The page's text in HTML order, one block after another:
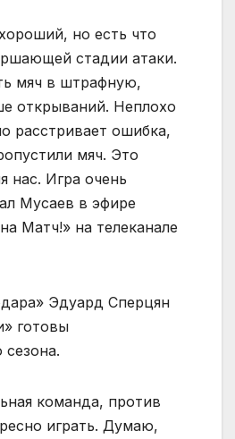
но есть что
стадии атаки.
мяч в штрафную,
открываний. Неплохо
расстривает ошибка,
мяч. Это
нас. Игра очень
Мусаев в эфире
Матч!» на телеканале
Эдуард Сперцян
готовы
команда, против
играть. Думаю,